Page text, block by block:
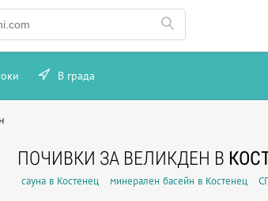
В града
ПОЧИВКИ ЗА ВЕЛИКДЕН В
сауна в Костенец минерален басейн в Костенец